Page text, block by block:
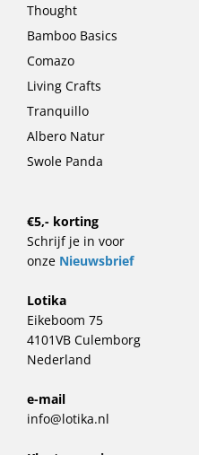
Thought
Bamboo Basics
Comazo
Living Crafts
Tranquillo
Albero Natur
Swole Panda
€5,- korting
Schrijf je in voor
onze Nieuwsbrief
Lotika
Eikeboom 75
4101VB Culemborg
Nederland
e-mail
info@lotika.nl